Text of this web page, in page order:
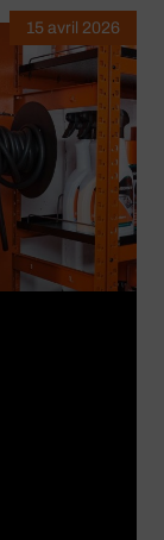
15 avril 2026